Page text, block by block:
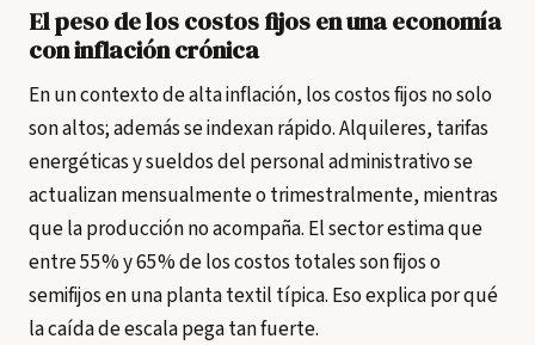
El peso de los costos fijos en una economía
con inflación crónica
En un contexto de alta inflación, los costos fijos no solo
son altos; además se indexan rápido. Alquileres, tarifas
energéticas y sueldos del personal administrativo se
actualizan mensualmente o trimestralmente, mientras
que la producción no acompaña. El sector estima que
entre 55% y 65% de los costos totales son fijos o
semifijos en una planta textil típica. Eso explica por qué
la caída de escala pega tan fuerte.